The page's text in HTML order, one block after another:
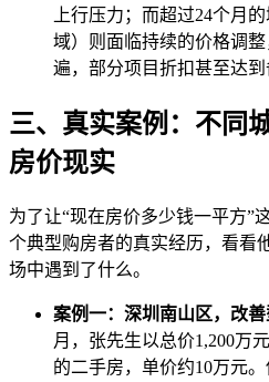
上行压力；而超过24个月
域）则面临持续的价格调
遍，部分项目折扣甚至达到
三、真实案例：不同
房价现实
为了让“现在房价多少钱一平方”
个典型购房者的真实经历，看看
场中遇到了什么。
案例一：深圳南山区，改善
月，张先生以总价1,200万
的二手房，单价约10万元